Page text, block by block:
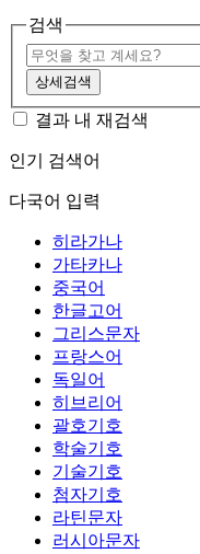
검색
상세검색
결과 내 재검색
인기 검색어
다국어 입력
히라가나
가타카나
중국어
한글고어
그리스문자
프랑스어
독일어
히브리어
괄호기호
학술기호
기술기호
첨자기호
라틴문자
러시아문자